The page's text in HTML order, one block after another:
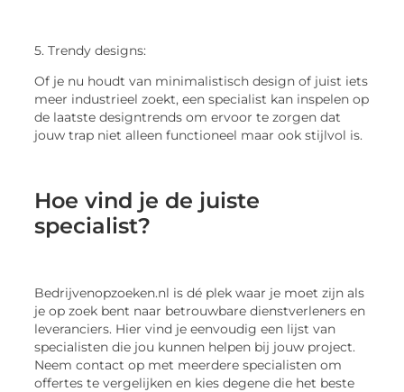
5. Trendy designs:
Of je nu houdt van minimalistisch design of juist iets
meer industrieel zoekt, een specialist kan inspelen op
de laatste designtrends om ervoor te zorgen dat
jouw trap niet alleen functioneel maar ook stijlvol is.
Hoe vind je de juiste
specialist?
Bedrijvenopzoeken.nl is dé plek waar je moet zijn als
je op zoek bent naar betrouwbare dienstverleners en
leveranciers. Hier vind je eenvoudig een lijst van
specialisten die jou kunnen helpen bij jouw project.
Neem contact op met meerdere specialisten om
offertes te vergelijken en kies degene die het beste